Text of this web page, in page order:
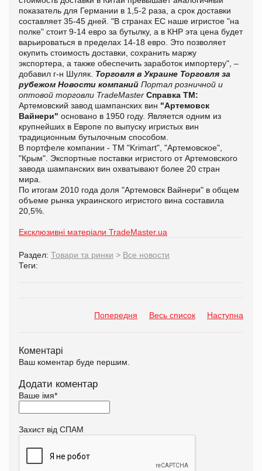
показатель для Германии в 1,5-2 раза, а срок доставки
составляет 35-45 дней. "В странах ЕС наше игристое "на
полке" стоит 9-14 евро за бутылку, а в КНР эта цена будет
варьироваться в пределах 14-18 евро. Это позволяет
окупить стоимость доставки, сохранить маржу
экспортера, а также обеспечить заработок импортеру", –
добавил г-н Шуляк. Торговля в Украине Торговля за
рубежом Новости компаний Портал розничной и
оптовой торговли TradeMaster Справка ТМ:
Артемовский завод шампанских вин "Артемовск
Вайнери" основано в 1950 году. Является одним из
крупнейших в Европе по выпуску игристых вин
традиционным бутылочным способом.
В портфеле компании - ТМ "Krimаrt", "Артемовское",
"Крым". Экспортные поставки игристого от Артемовского
завода шампанских вин охватывают более 20 стран
мира.
По итогам 2010 года доля "Артемовск Вайнери" в общем
объеме рынка украинского игристого вина составила
20,5%.
Ексклюзивні матеріали TradeMaster.ua
Раздел: Товари та ринки > Все новости
Теги:
Попередня Весь список Наступна
Коментарі
Ваш коментар буде першим.
Додати коментар
Ваше імя*
Захист від СПАМ